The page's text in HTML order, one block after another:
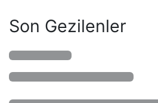
Son Gezilenler